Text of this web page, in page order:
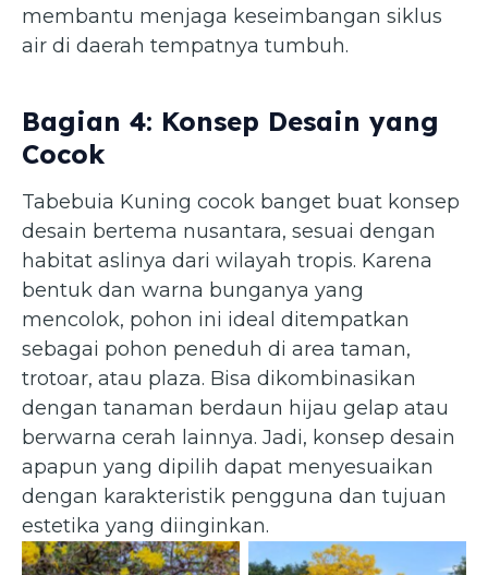
membantu menjaga keseimbangan siklus
air di daerah tempatnya tumbuh.
Bagian 4: Konsep Desain yang
Cocok
Tabebuia Kuning cocok banget buat konsep
desain bertema nusantara, sesuai dengan
habitat aslinya dari wilayah tropis. Karena
bentuk dan warna bunganya yang
mencolok, pohon ini ideal ditempatkan
sebagai pohon peneduh di area taman,
trotoar, atau plaza. Bisa dikombinasikan
dengan tanaman berdaun hijau gelap atau
berwarna cerah lainnya. Jadi, konsep desain
apapun yang dipilih dapat menyesuaikan
dengan karakteristik pengguna dan tujuan
estetika yang diinginkan.